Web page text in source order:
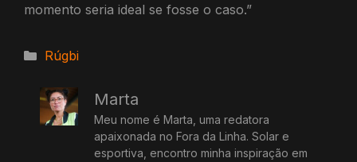
momento seria ideal se fosse o caso.”
Categorias
Rúgbi
Marta
Meu nome é Marta, uma redatora
apaixonada no Fora da Linha. Solar e
esportiva, encontro minha inspiração em